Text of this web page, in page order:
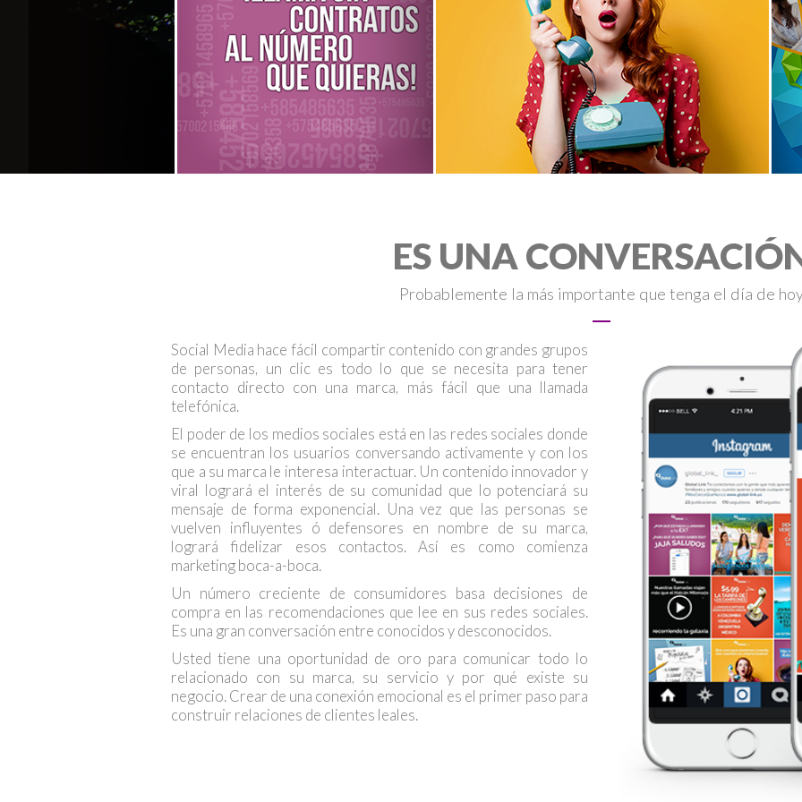
ES UNA
Probablemente la más importante que tenga el día de
Social Media hace fácil compartir contenido con grandes grupos
de personas, un clic es todo lo que se necesita para tener
contacto directo con una marca, más fácil que una llamada
telefónica.
El poder de los medios sociales está en las redes sociales donde
se encuentran los usuarios conversando activamente y con los
que a su marca le interesa interactuar. Un contenido innovador y
viral logrará el interés de su comunidad que lo potenciará su
mensaje de forma exponencial. Una vez que las personas se
vuelven influyentes ó defensores en nombre de su marca,
logrará fidelizar esos contactos. Así es como comienza
marketing boca-a-boca.
Un número creciente de consumidores basa decisiones de
compra en las recomendaciones que lee en sus redes sociales.
Es una gran conversación entre conocidos y desconocidos.
Usted tiene una oportunidad de oro para comunicar todo lo
relacionado con su marca, su servicio y por qué existe su
negocio. Crear de una conexión emocional es el primer paso para
construir relaciones de clientes leales.